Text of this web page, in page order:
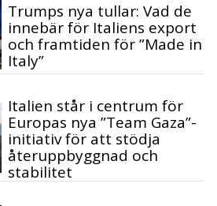
Trumps nya tullar: Vad de
innebär för Italiens export
och framtiden för ”Made in
Italy”
Italien står i centrum för
Europas nya ”Team Gaza”-
initiativ för att stödja
återuppbyggnad och
stabilitet